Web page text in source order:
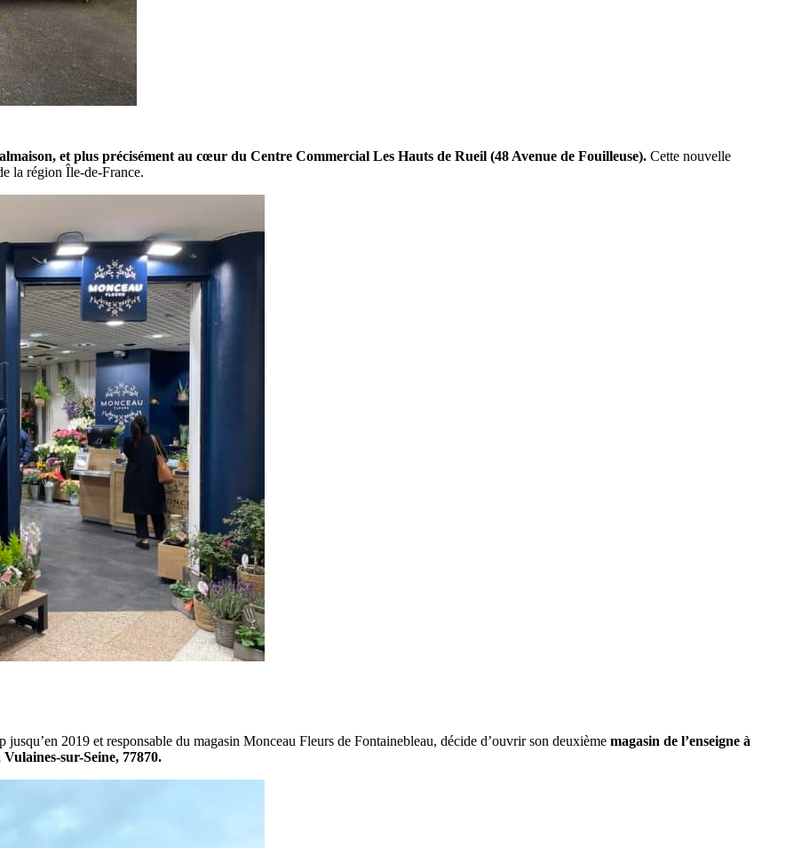
et plus précisément au cœur du Centre Commercial Les Hauts de Rueil (48 Avenue de Fouilleuse). Cette nouvelle
la région Île-de-France.
2019 et responsable du magasin Monceau Fleurs de Fontainebleau, décide d’ouvrir son deuxième magasin de l’enseigne à
sur-Seine, 77870.